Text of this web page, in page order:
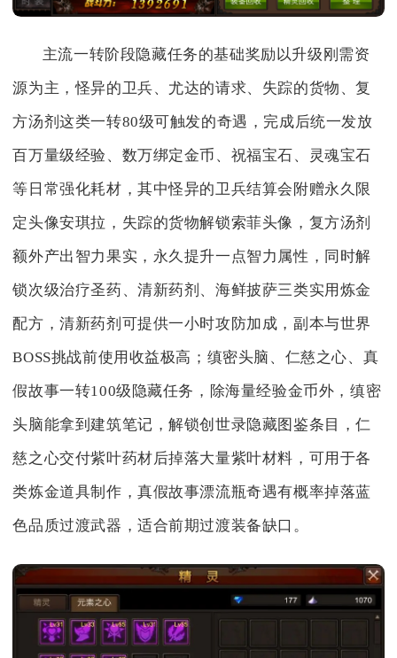
主流一转阶段隐藏任务的基础奖励以升级刚需资
源为主，怪异的卫兵、尤达的请求、失踪的货物、复
方汤剂这类一转80级可触发的奇遇，完成后统一发放
百万量级经验、数万绑定金币、祝福宝石、灵魂宝石
等日常强化耗材，其中怪异的卫兵结算会附赠永久限
定头像安琪拉，失踪的货物解锁索菲头像，复方汤剂
额外产出智力果实，永久提升一点智力属性，同时解
锁次级治疗圣药、清新药剂、海鲜披萨三类实用炼金
配方，清新药剂可提供一小时攻防加成，副本与世界
BOSS挑战前使用收益极高；缜密头脑、仁慈之心、真
假故事一转100级隐藏任务，除海量经验金币外，缜密
头脑能拿到建筑笔记，解锁创世录隐藏图鉴条目，仁
慈之心交付紫叶药材后掉落大量紫叶材料，可用于各
类炼金道具制作，真假故事漂流瓶奇遇有概率掉落蓝
色品质过渡武器，适合前期过渡装备缺口。